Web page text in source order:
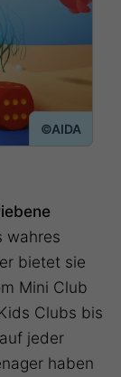
©AIDA
wahres
bietet sie
Mini Club
Clubs bis
jeder
haben